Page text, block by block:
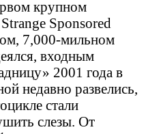
крупном
Sponsored
7,000-мильном
входным
2001 года в
недавно развелись,
стали
слезы. От